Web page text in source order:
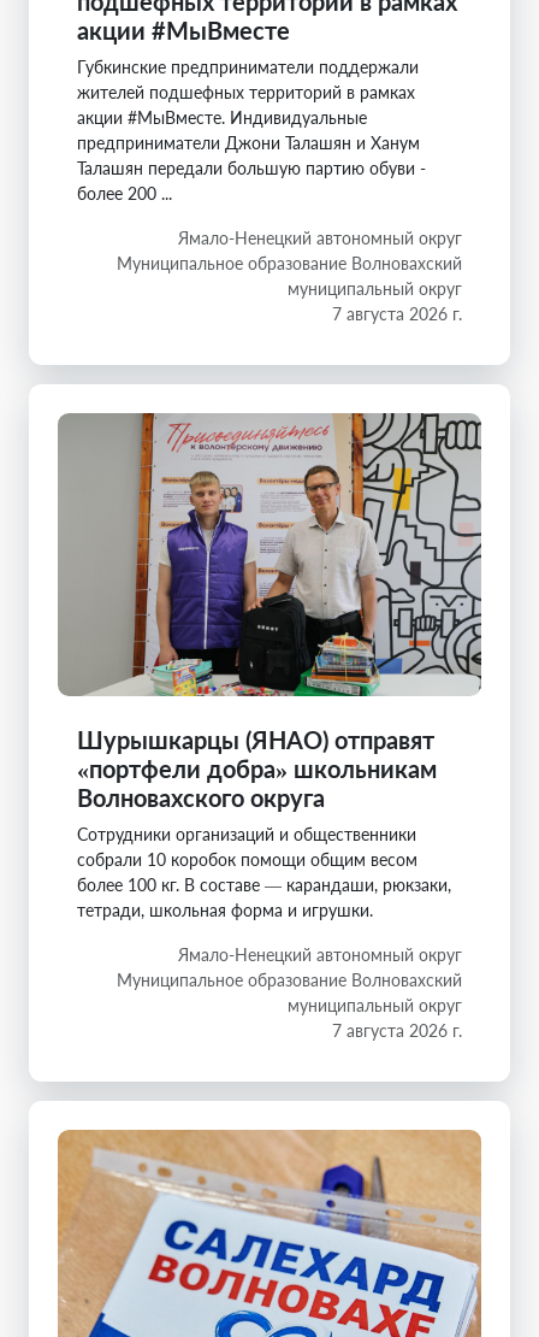
акции #МыВместе
Губкинские предприниматели поддержали
жителей подшефных территорий в рамках
акции #МыВместе. Индивидуальные
предприниматели Джони Талашян и Ханум
Талашян передали большую партию обуви -
более 200 ...
Ямало-Ненецкий автономный округ
Муниципальное образование Волновахский
муниципальный округ
7 августа 2026 г.
Шурышкарцы (ЯНАО) отправят
«портфели добра» школьникам
Волновахского округа
Сотрудники организаций и общественники
собрали 10 коробок помощи общим весом
более 100 кг. В составе — карандаши, рюкзаки,
тетради, школьная форма и игрушки.
Ямало-Ненецкий автономный округ
Муниципальное образование Волновахский
муниципальный округ
7 августа 2026 г.